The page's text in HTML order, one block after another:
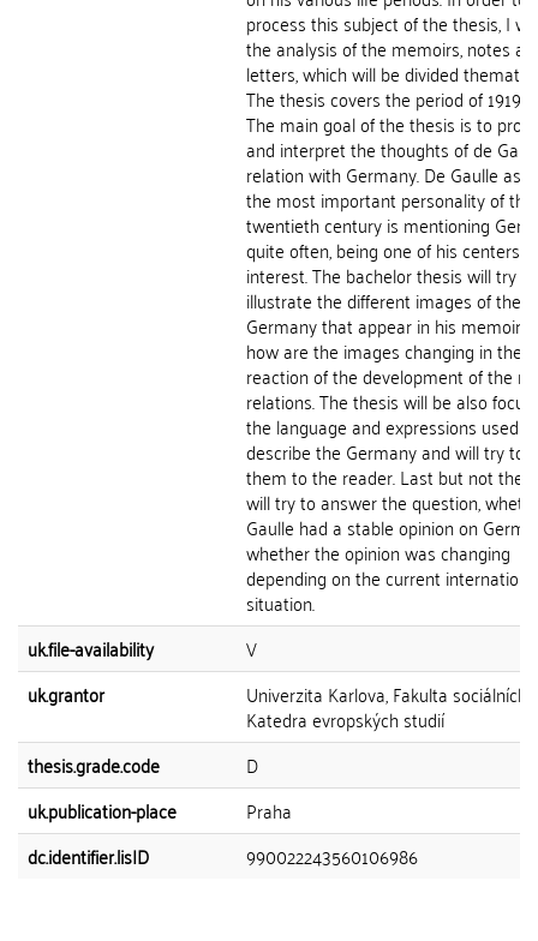
process this subject of the thesis, I
the analysis of the memoirs, notes
letters, which will be divided
The thesis covers the period of 1919-
The main goal of the thesis is to
and interpret the thoughts of de
relation with Germany. De Gaulle as
the most important personality of the
twentieth century is mentioning
quite often, being one of his centers of
interest. The bachelor thesis will try to
illustrate the different images of the
Germany that appear in his memoirs
how are the images changing in the
reaction of the development of the
relations. The thesis will be also
the language and expressions used to
describe the Germany and will try to
them to the reader. Last but not the
will try to answer the question,
Gaulle had a stable opinion on
whether the opinion was changing
depending on the current
situation.
uk.file-availability
V
uk.grantor
Univerzita Karlova, Fakulta sociálních
Katedra evropských studií
thesis.grade.code
D
uk.publication-place
Praha
dc.identifier.lisID
990022243560106986